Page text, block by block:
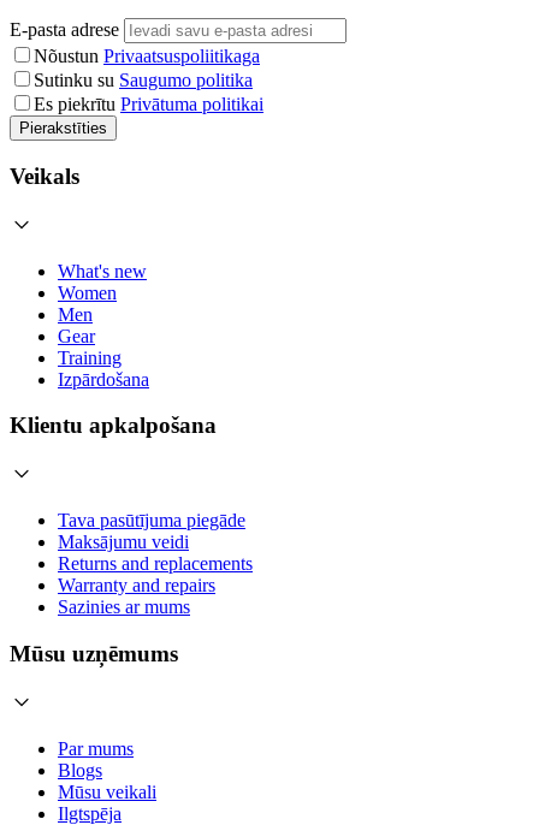
E-pasta adrese
Nõustun Privaatsuspoliitikaga
Sutinku su Saugumo politika
Es piekrītu Privātuma politikai
Pierakstīties
Veikals
What's new
Women
Men
Gear
Training
Izpārdošana
Klientu apkalpošana
Tava pasūtījuma piegāde
Maksājumu veidi
Returns and replacements
Warranty and repairs
Sazinies ar mums
Mūsu uzņēmums
Par mums
Blogs
Mūsu veikali
Ilgtspēja